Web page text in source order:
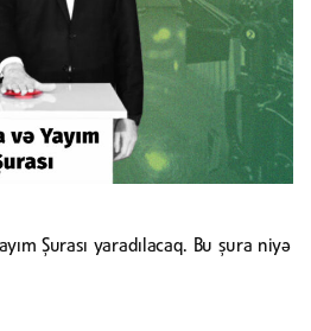
Şurası yaradılacaq. Bu şura niyə